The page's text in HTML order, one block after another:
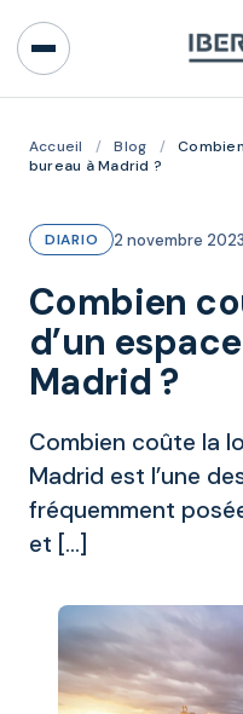
Accueil / Blog /
bureau à Madrid ?
DIARIO 2 novembre 2023
Combien
d’un
Madrid ?
Combien coûte la
Madrid est l’une
fréquemment
et […]